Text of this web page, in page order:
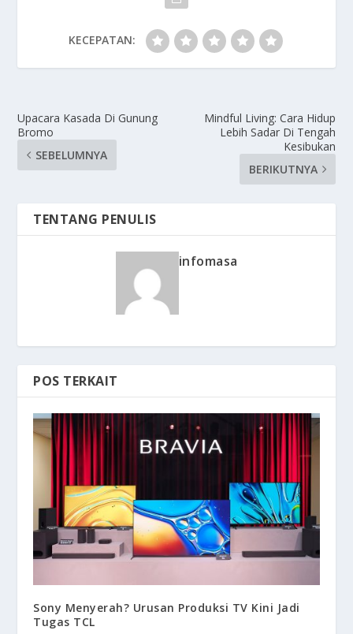
KECEPATAN:
Upacara Kasada Di Gunung
Bromo
SEBELUMNYA
Mindful Living: Cara Hidup
Lebih Sadar Di Tengah
Kesibukan
BERIKUTNYA
TENTANG PENULIS
infomasa
POS TERKAIT
Sony Menyerah? Urusan Produksi TV Kini Jadi
Tugas TCL